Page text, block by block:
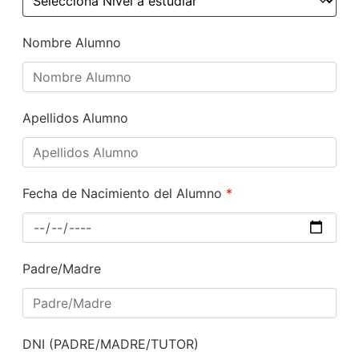
Nombre Alumno
Apellidos Alumno
Fecha de Nacimiento del Alumno *
Padre/Madre
DNI (PADRE/MADRE/TUTOR)